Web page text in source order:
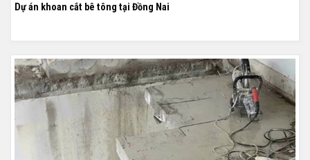
Dự án khoan cắt bê tông tại Đồng Nai